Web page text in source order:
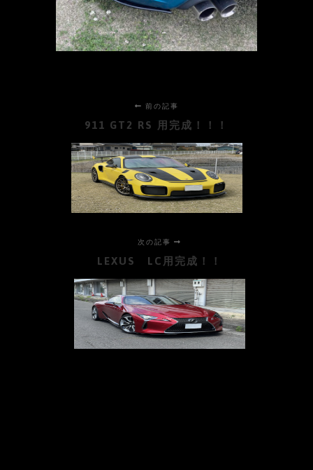
前の記事
911 GT2 RS 用完成！！！
次の記事
LEXUS LC用完成！！